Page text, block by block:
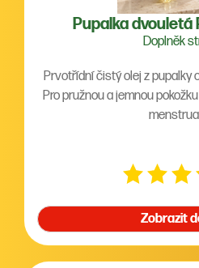
Pupalka dvouletá
Doplněk
Prvotřídní čistý olej z pupalky
Pro pružnou a jemnou
Zobrazit